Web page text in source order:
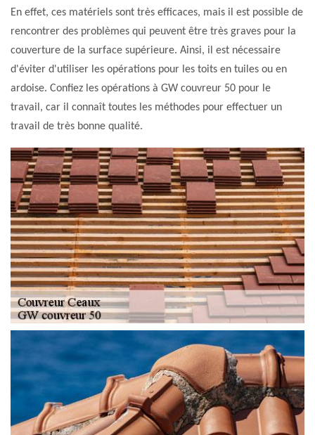
En effet, ces matériels sont très efficaces, mais il est possible de
rencontrer des problèmes qui peuvent être très graves pour la
couverture de la surface supérieure. Ainsi, il est nécessaire
d'éviter d'utiliser les opérations pour les toits en tuiles ou en
ardoise. Confiez les opérations à GW couvreur 50 pour le
travail, car il connaît toutes les méthodes pour effectuer un
travail de très bonne qualité.